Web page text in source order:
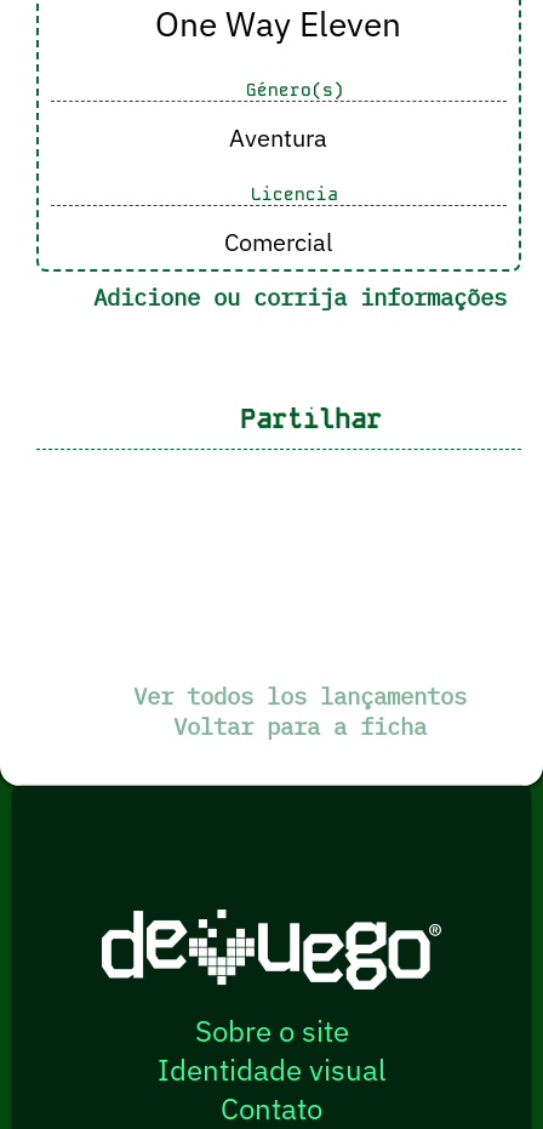
One Way Eleven
Género(s)
Aventura
Licencia
Comercial
Adicione ou corrija informações
Partilhar
Ver todos los lançamentos
Voltar para a ficha
Sobre o site
Identidade visual
Contato